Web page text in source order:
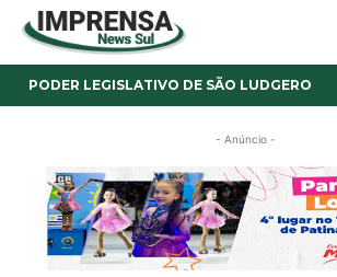
PODER LEGISLATIVO DE SÃO LUDGERO
- Anúncio -